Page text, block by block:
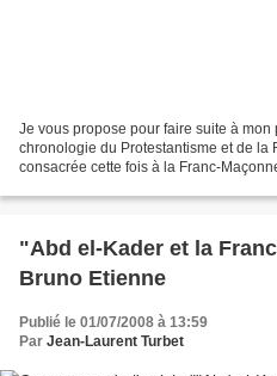
Je vous propose pour faire suite à
chronologie du Protestantisme et de la
consacrée cette fois à la Franc-
"Abd el-Kader et la
Bruno Etienne
Publié le 01/07/2008 à 13:59
Par Jean-Laurent Turbet